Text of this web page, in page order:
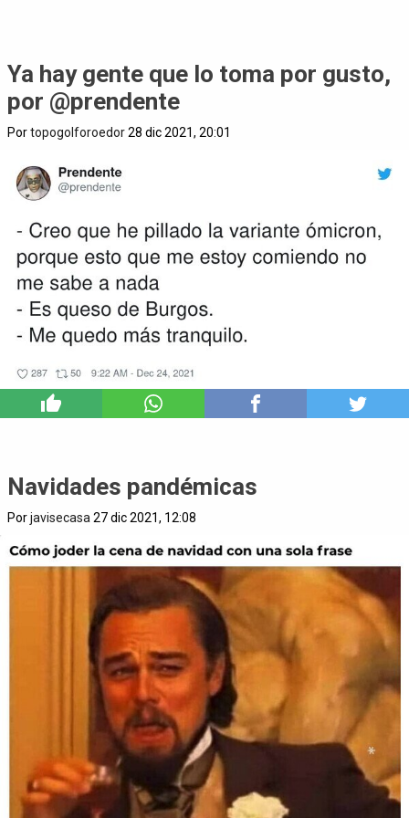
Ya hay gente que lo toma por gusto,
por @prendente
Portopogolforoedor28 dic 2021, 20:01
Navidades pandémicas
Porjavisecasa 27 dic 2021, 12:08